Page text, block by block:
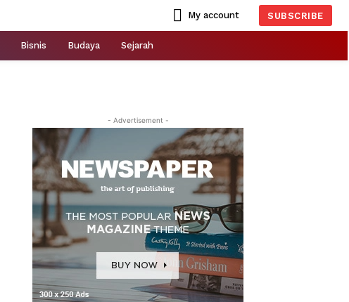
My account SUBSCRIBE
Bisnis Budaya Sejarah
- Advertisement -